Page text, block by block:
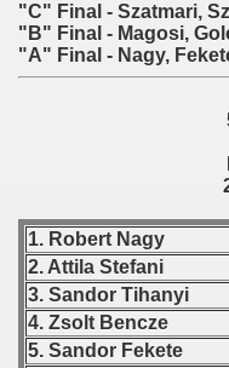
"C" Final - Szatmari,
"B" Final - Magosi,
"A" Final - Nagy,
1. Robert Nagy
2. Attila Stefani
3. Sandor Tihanyi
4. Zsolt Bencze
5. Sandor Fekete
Australii
- 1998
- 1998
- 1998